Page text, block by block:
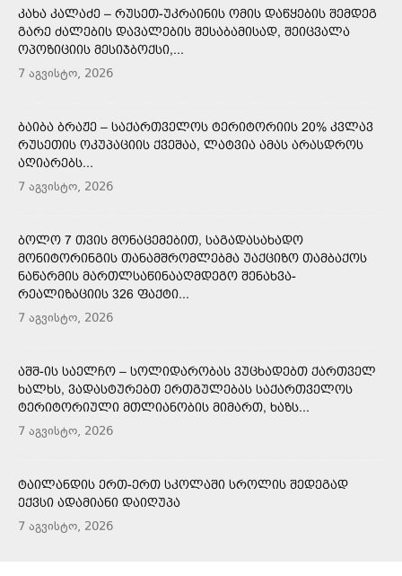
ᲙᲐᲮᲐ ᲙᲐᲚᲐᲫᲔ – ᲠᲣᲡᲔᲗ-ᲣᲙᲠᲐᲘᲜᲘᲡ ᲝᲛᲘᲡ ᲓᲐᲬᲧᲔᲑᲘᲡ ᲨᲔᲛᲓᲔᲒ
ᲒᲐᲠᲔ ᲫᲐᲚᲔᲑᲘᲡ ᲓᲐᲕᲐᲚᲔᲑᲘᲡ ᲨᲔᲡᲐᲑᲐᲛᲘᲡᲐᲓ, ᲨᲔᲘᲪᲕᲐᲚᲐ
ᲝᲞᲝᲖᲘᲪᲘᲘᲡ ᲛᲔᲡᲘᲯᲑᲝᲥᲡᲘ,...
7 აგვისტო, 2026
ᲑᲐᲘᲑᲐ ᲑᲠᲐᲟᲔ – ᲡᲐᲥᲐᲠᲗᲕᲔᲚᲝᲡ ᲢᲔᲠᲘᲢᲝᲠᲘᲘᲡ 20% ᲙᲕᲚᲐᲕ
ᲠᲣᲡᲔᲗᲘᲡ ᲝᲙᲣᲞᲐᲪᲘᲘᲡ ᲥᲕᲔᲨᲐᲐ, ᲚᲐᲢᲕᲘᲐ ᲐᲛᲐᲡ ᲐᲠᲐᲡᲓᲠᲝᲡ
ᲐᲦᲘᲐᲠᲔᲑᲡ...
7 აგვისტო, 2026
ᲑᲝᲚᲝ 7 ᲗᲕᲘᲡ ᲛᲝᲜᲐᲪᲔᲛᲔᲑᲘᲗ, ᲡᲐᲒᲐᲓᲐᲡᲐᲮᲐᲓᲝ
ᲛᲝᲜᲘᲢᲝᲠᲘᲜᲒᲘᲡ ᲗᲐᲜᲐᲛᲨᲠᲝᲛᲚᲔᲑᲛᲐ ᲣᲐᲥᲪᲘᲖᲝ ᲗᲐᲛᲑᲐᲥᲝᲡ
ᲜᲐᲬᲐᲠᲛᲘᲡ ᲛᲐᲠᲗᲚᲡᲐᲬᲘᲜᲐᲐᲦᲛᲓᲔᲒᲝ ᲨᲔᲜᲐᲮᲕᲐ-
ᲠᲔᲐᲚᲘᲖᲐᲪᲘᲘᲡ 326 ᲤᲐᲥᲢᲘ...
7 აგვისტო, 2026
ᲐᲨᲨ-ᲘᲡ ᲡᲐᲔᲚᲩᲝ – ᲡᲝᲚᲘᲓᲐᲠᲝᲑᲐᲡ ᲕᲣᲪᲮᲐᲓᲔᲑᲗ ᲥᲐᲠᲗᲕᲔᲚ
ᲮᲐᲚᲮᲡ, ᲕᲐᲓᲐᲡᲢᲣᲠᲔᲑᲗ ᲔᲠᲗᲒᲣᲚᲔᲑᲐᲡ ᲡᲐᲥᲐᲠᲗᲕᲔᲚᲝᲡ
ᲢᲔᲠᲘᲢᲝᲠᲘᲣᲚᲘ ᲛᲗᲚᲘᲐᲜᲝᲑᲘᲡ ᲛᲘᲛᲐᲠᲗ, ᲮᲐᲖᲡ...
7 აგვისტო, 2026
ᲢᲐᲘᲚᲐᲜᲓᲘᲡ ᲔᲠᲗ-ᲔᲠᲗ ᲡᲙᲝᲚᲐᲨᲘ ᲡᲠᲝᲚᲘᲡ ᲨᲔᲓᲔᲒᲐᲓ
ᲔᲥᲕᲡᲘ ᲐᲓᲐᲛᲘᲐᲜᲘ ᲓᲐᲘᲦᲣᲞᲐ
7 აგვისტო, 2026